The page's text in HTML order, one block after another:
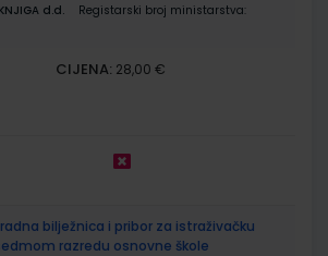
d.d.
Registarski broj ministarstva:
CIJENA: 28,00 €
radna bilježnica i pribor za istraživačku
razredu osnovne škole